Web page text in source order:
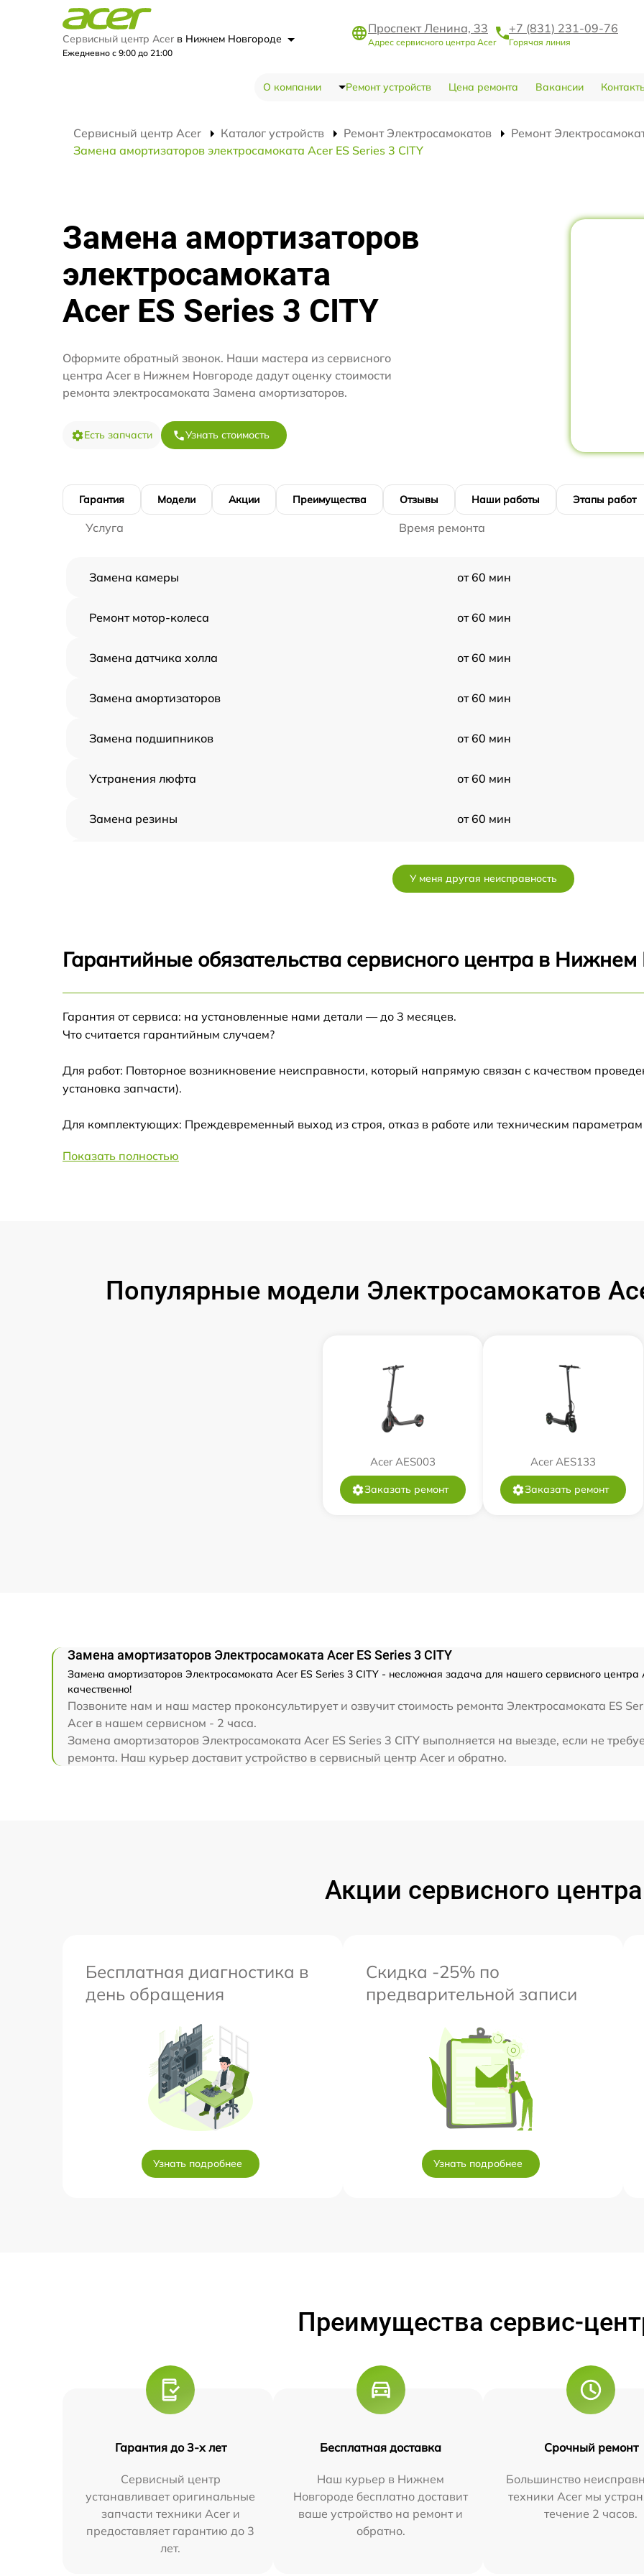
Сервисный центр Acer в Нижнем Новгороде
Ежедневно с 9:00 до 21:00
Проспект Ленина, 33
Адрес сервисного центра Acer
+7 (831) 231-09-76
Горячая линия
О компании Ремонт устройств Цена ремонта Вакансии
Сервисный центр Acer Каталог устройств Ремонт Электросамокатов
Ремонт
Замена амортизаторов электросамоката Acer ES Series 3 CITY
Замена амортизаторов
электросамоката
Acer ES Series 3 CITY
Оформите обратный звонок. Наши мастера из сервисного
центра Acer в Нижнем Новгороде дадут оценку стоимости
ремонта электросамоката Замена амортизаторов.
Есть запчасти Узнать стоимость
Гарантия Модели Акции Преимущества Отзывы Наши работы Этапы работ
Услуга Время ремонта
Замена камеры от 60 мин
Ремонт мотор-колеса от 60 мин
Замена датчика холла от 60 мин
Замена амортизаторов от 60 мин
Замена подшипников от 60 мин
Устранения люфта от 60 мин
Замена резины от 60 мин
Ремонт платы управления
(восстановление)
Гидроизоляция от 60 мин
У меня другая неисправность
Гарантийные обязательства сервисного центра в
Гарантия от сервиса: на установленные нами детали — до 3 месяцев.
Что считается гарантийным случаем?
Для работ: Повторное возникновение неисправности, который напрямую связан с качеством
установка запчасти).
Для комплектующих: Преждевременный выход из строя, отказ в работе или техническим
Показать полностью
Популярные модели Электросамокатов
Acer AES003
Заказать ремонт
Acer AES133
Заказать ремонт
Замена амортизаторов Электросамоката Acer ES Series 3 CITY
Замена амортизаторов Электросамоката Acer ES Series 3 CITY - несложная задача для нашего сервисного
качественно!
Позвоните нам и наш мастер проконсультирует и озвучит стоимость ремонта Электросамоката ES
Acer в нашем сервисном - 2 часа.
Замена амортизаторов Электросамоката Acer ES Series 3 CITY выполняется на выезде, если не
ремонта. Наш курьер доставит устройство в сервисный центр Acer и обратно.
Акции сервисного центра
Бесплатная диагностика в
день обращения
Узнать подробнее
Скидка -25% по
предварительной записи
Узнать подробнее
Преимущества сервис-
Гарантия до 3-х лет
Сервисный центр
устанавливает оригинальные
запчасти техники Acer и
предоставляет гарантию до 3
лет.
Бесплатная доставка
Наш курьер в Нижнем
Новгороде бесплатно доставит
ваше устройство на ремонт и
обратно.
Срочный ремонт
Большинство
техники Acer мы
течение 2 часов.